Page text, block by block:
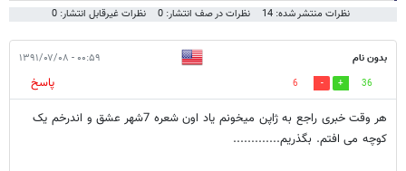
نظرات منتشر شده: 14 نظرات در صف انتشار: 0 نظرات غیرقابل انتشار: 0
بدون نام ۰۰:۵۹ - ۱۳۹۱/۰۷/۰۸
36
6
پاسخ
هر وقت خبری راجع به ژاپن میخونم یاد اون شعره 7شهر عشق و اندرخم یک
کوچه می افتم. بگذریم.............